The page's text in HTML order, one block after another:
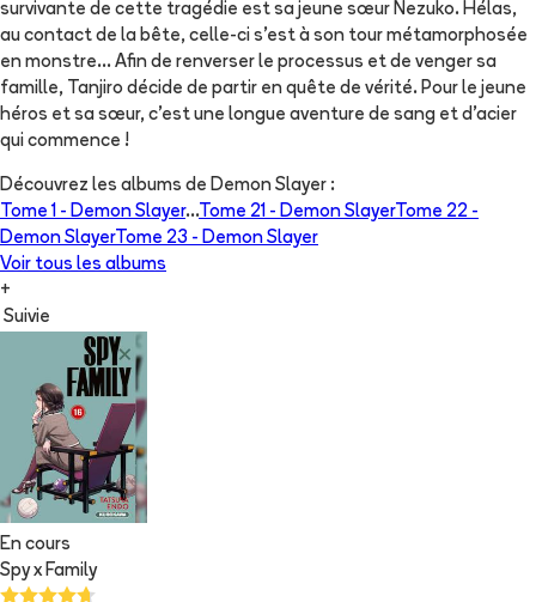
survivante de cette tragédie est sa jeune sœur Nezuko. Hélas,
au contact de la bête, celle-ci s’est à son tour métamorphosée
en monstre... Afin de renverser le processus et de venger sa
famille, Tanjiro décide de partir en quête de vérité. Pour le jeune
héros et sa sœur, c’est une longue aventure de sang et d’acier
qui commence !
Découvrez les albums de Demon Slayer :
Tome 1 - Demon Slayer...Tome 21 - Demon SlayerTome 22 -
Demon SlayerTome 23 - Demon Slayer
Voir tous les albums
+
Suivie
En cours
Spy x Family